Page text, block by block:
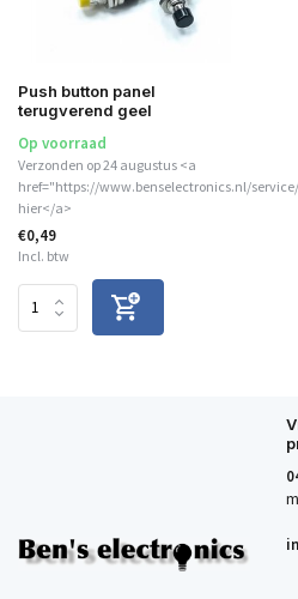
Push button panel
terugverend geel
Op voorraad
Verzonden op 24 augustus <a
href="https://www.benselectronics.nl/
hier</a>
€0,49
Incl. btw